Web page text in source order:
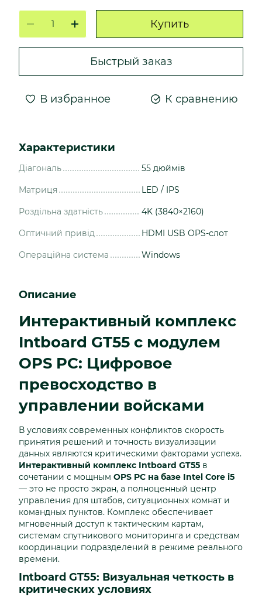
Купить
Быстрый заказ
В избранное К сравнению
Характеристики
Діагональ 55 дюймів
Матриця LED / IPS
Роздільна здатність 4K (3840×2160)
Оптичний привід HDMI USB OPS-слот
Операційна система Windows
Описание
Интерактивный комплекс
Intboard GT55 с модулем
OPS PC: Цифровое
превосходство в
управлении войсками
В условиях современных конфликтов скорость
принятия решений и точность визуализации
данных являются критическими факторами успеха.
Интерактивный комплекс Intboard GT55 в
сочетании с мощным OPS PC на базе Intel Core i5
— это не просто экран, а полноценный центр
управления для штабов, ситуационных комнат и
командных пунктов. Комплекс обеспечивает
мгновенный доступ к тактическим картам,
системам спутникового мониторинга и средствам
координации подразделений в режиме реального
времени.
Intboard GT55: Визуальная четкость в
критических условиях